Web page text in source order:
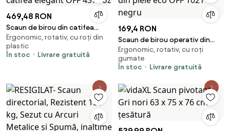
469,48 RON
Scaun de birou din catifea
elegant OFF 437 roz
Ergonomic, rotativ, cu roți din
plastic
În stoc
Livrare gratuită
169,4 RON
Scaun de birou operativ din
piele eco OFF 1021 negru
Ergonomic, rotativ, cu roți
gumate
În stoc
Livrare gratuită